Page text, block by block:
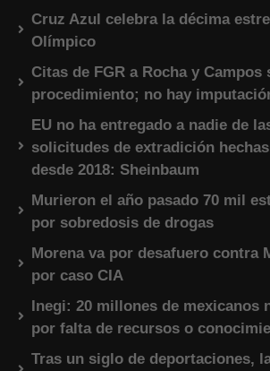
Cruz Azul celebra la décima
Olímpico
Citas de FGR a Rocha y Campos
procedimiento; no hay
EU no ha entregado a nadie de
solicitudes de extradición
desde 2018: Sheinbaum
Murieron el año pasado 70 mil
por sobredosis de drogas
Morena va por desafuero contra
por caso CIA
Inegi: 20 millones de mexicanos
por falta de recursos o
Tras un siglo de deportaciones,